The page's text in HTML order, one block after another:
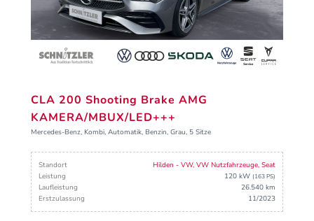
CLA 200 Shooting Brake AMG
KAMERA/MBUX/LED+++
Mercedes-Benz, Kombi, Automatik, Benzin, Grau, 5 Sitze
Standort
Hilden - VW, VW Nutzfahrzeuge, Seat
Leistung
120 kW (163 PS)
Laufleistung
26.540 km
Erstzulassung
11/2023